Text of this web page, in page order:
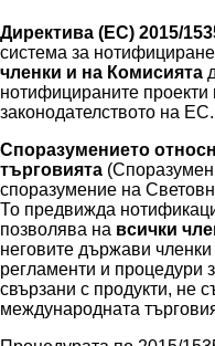
Директива (ЕС) 2015/
система за
членки и на Комисията
нотифицираните проекти
законодателството на ЕС.
Споразумението
търговията
споразумение на
То предвижда
позволява на всички
неговите държави
регламенти и процедури
свързани с продукти, не
международната